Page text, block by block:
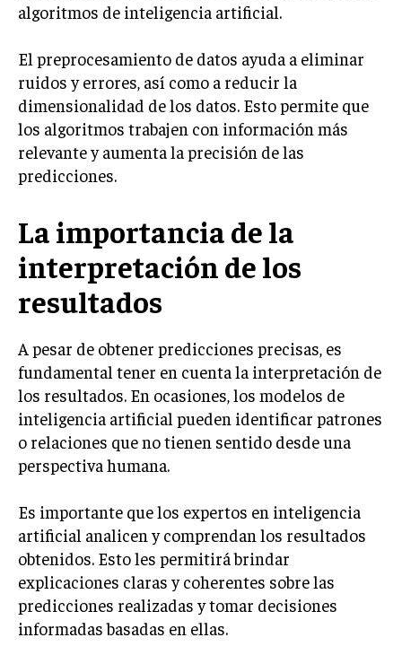
algoritmos de inteligencia artificial.
El preprocesamiento de datos ayuda a eliminar
ruidos y errores, así como a reducir la
dimensionalidad de los datos. Esto permite que
los algoritmos trabajen con información más
relevante y aumenta la precisión de las
predicciones.
La importancia de la
interpretación de los
resultados
A pesar de obtener predicciones precisas, es
fundamental tener en cuenta la interpretación de
los resultados. En ocasiones, los modelos de
inteligencia artificial pueden identificar patrones
o relaciones que no tienen sentido desde una
perspectiva humana.
Es importante que los expertos en inteligencia
artificial analicen y comprendan los resultados
obtenidos. Esto les permitirá brindar
explicaciones claras y coherentes sobre las
predicciones realizadas y tomar decisiones
informadas basadas en ellas.